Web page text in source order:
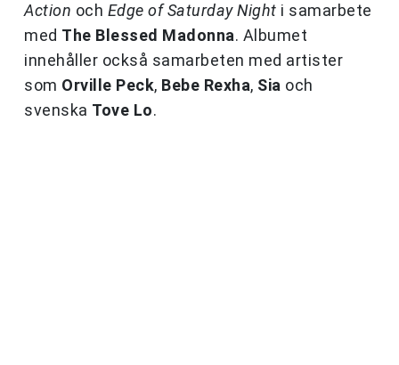
Action och Edge of Saturday Night i samarbete
med The Blessed Madonna. Albumet
innehåller också samarbeten med artister
som Orville Peck, Bebe Rexha, Sia och
svenska Tove Lo.